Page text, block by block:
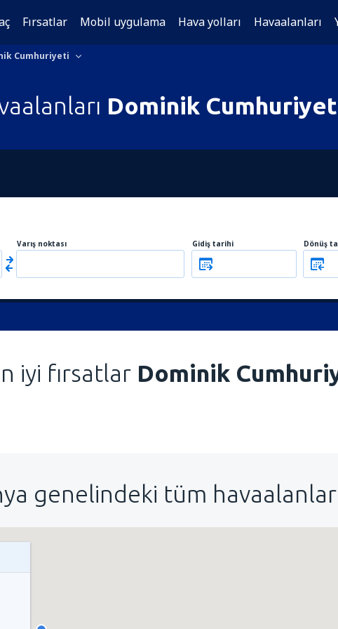
Fırsatlar Mobil uygulama Hava yolları Havaalanları
Cumhuriyeti
Dominik
Varış noktası Gidiş tarihi Dönüş
iyi fırsatlar Dominik
genelindeki tüm